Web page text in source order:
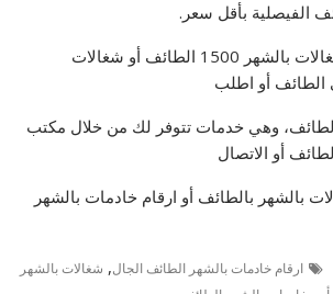
الفيصلية بأقل سعر.
تواصل واحصل على شغالات بالشهر 1500 الطائف أو شغالات
الطائف أو اطلب
وهي خدمات تتوفر لك من خلال مكتب
أو الاتصال
بالشهر بالطائف أو ارقام خادمات بالشهر
ارقام خادمات بالشهر الطائف الجال, شغالات بالشهر